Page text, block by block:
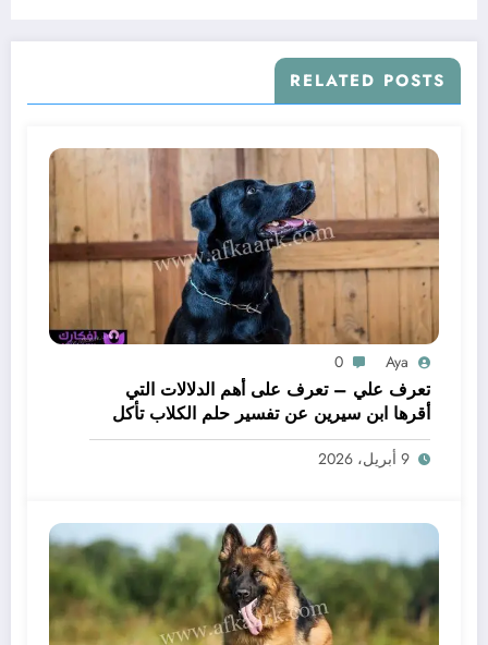
RELATED POSTS
Aya
0
تعرف علي – تعرف على أهم الدلالات التي
أقرها ابن سيرين عن تفسير حلم الكلاب تأكل
لحم – بالتفصيل
9 أبريل، 2026